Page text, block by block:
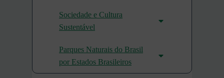
Sociedade e Cultura
Sustentável
Parques Naturais do Brasil
por Estados Brasileiros